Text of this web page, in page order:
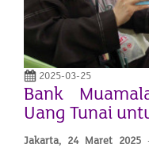
2025-03-25
Bank
Uang Tunai
Jakarta, 24 Maret 2025